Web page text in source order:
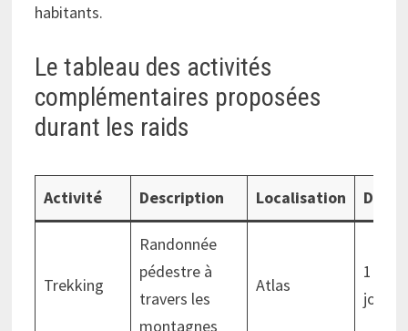
habitants.
Le tableau des activités
complémentaires proposées
durant les raids
Activité Description Localisation Durée
Trekking
Randonnée
pédestre à
travers les
montagnes
Atlas
1 à 2
jours